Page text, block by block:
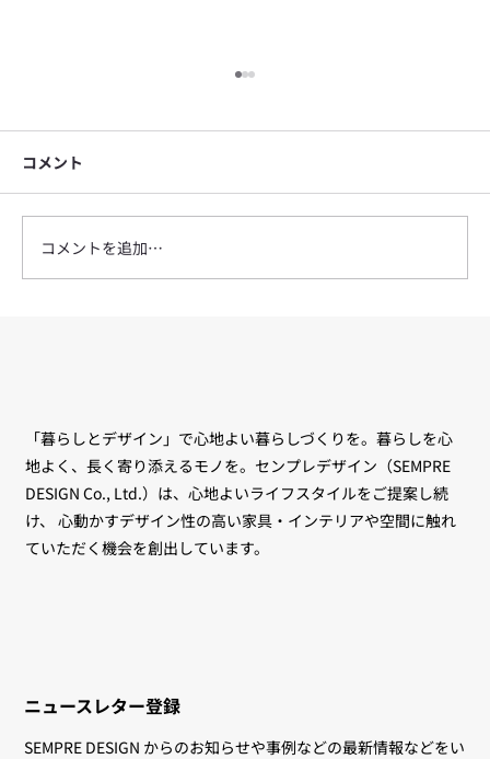
コメント
コメントを追加…
「暮らしとデザイン」で心地よい暮らしづくりを。暮らしを心
地よく、長く寄り添えるモノを。センプレデザイン（SEMPRE
DESIGN Co., Ltd.）は、心地よいライフスタイルをご提案し続
け、 心動かすデザイン性の高い家具・インテリアや空間に触れ
ていただく機会を創出しています。
ニュースレター登録
SEMPRE DESIGN からのお知らせや事例などの最新情報などをい